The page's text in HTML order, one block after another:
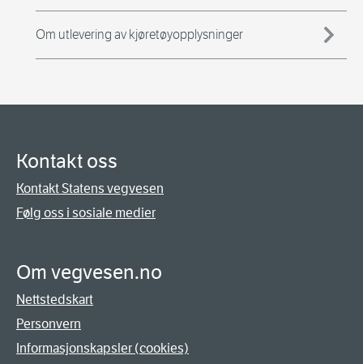
Om utlevering av kjøretøyopplysninger
Kontakt oss
Kontakt Statens vegvesen
Følg oss i sosiale medier
Om vegvesen.no
Nettstedskart
Personvern
Informasjonskapsler (cookies)